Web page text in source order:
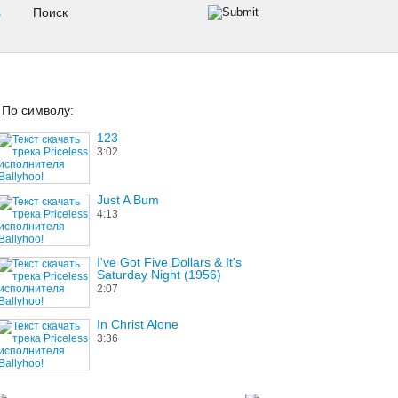
По символу:
123
3:02
Just A Bum
4:13
I've Got Five Dollars & It's
Saturday Night (1956)
2:07
In Christ Alone
3:36